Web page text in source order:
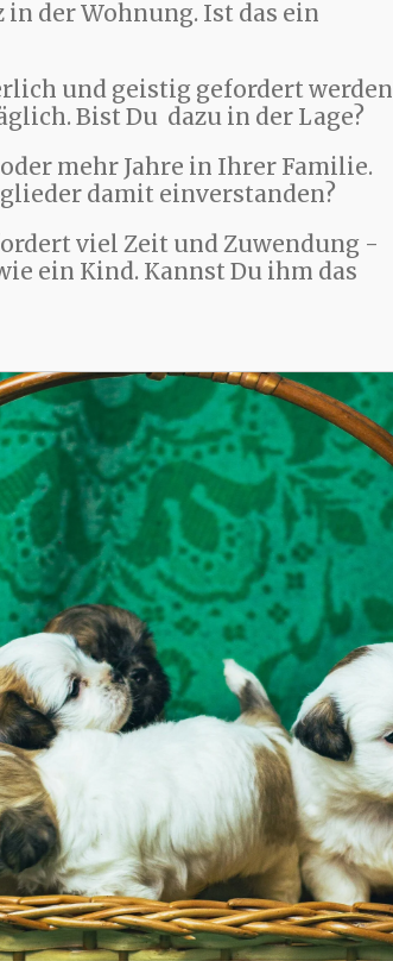
in der Wohnung. Ist das ein
und geistig gefordert werden
Bist Du dazu in der Lage?
mehr Jahre in Ihrer Familie.
damit einverstanden?
viel Zeit und Zuwendung -
ein Kind. Kannst Du ihm das